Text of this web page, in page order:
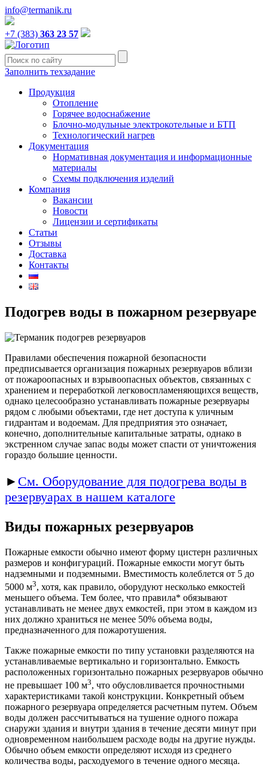
info@termanik.ru
+7 (383) 363 23 57
Заполнить техзадание
Продукция
Отопление
Горячее водоснабжение
Блочно-модульные электрокотельные и БТП
Технологический нагрев
Документация
Нормативная документация и информационные
материалы
Схемы подключения изделий
Компания
Вакансии
Новости
Лицензии и сертификаты
Статьи
Отзывы
Доставка
Контакты
Подогрев воды в пожарном резервуаре
Правилами обеспечения пожарной безопасности
предписывается организация пожарных резервуаров вблизи
от пожароопасных и взрывоопасных объектов, связанных с
хранением и переработкой легковоспламеняющихся веществ,
однако целесообразно устанавливать пожарные резервуары
рядом с любыми объектами, где нет доступа к уличным
гидрантам и водоемам. Для предприятия это означает,
конечно, дополнительные капитальные затраты, однако в
экстренном случае запас воды может спасти от уничтожения
гораздо большие ценности.
► См. Оборудование для подогрева воды в
резервуарах в нашем каталоге
Виды пожарных резервуаров
Пожарные емкости обычно имеют форму цистерн различных
размеров и конфигураций. Пожарные емкости могут быть
надземными и подземными. Вместимость колеблется от 5 до
5000 м3, хотя, как правило, оборудуют несколько емкостей
меньшего объема. Тем более, что правила* обязывают
устанавливать не менее двух емкостей, при этом в каждом из
них должно храниться не менее 50% объема воды,
предназначенного для пожаротушения.
Также пожарные емкости по типу установки разделяются на
устанавливаемые вертикально и горизонтально. Емкость
расположенных горизонтально пожарных резервуаров обычно
не превышает 100 м3, что обусловливается прочностными
характеристиками такой конструкции. Конкретный объем
пожарного резервуара определяется расчетным путем. Объем
воды должен рассчитываться на тушение одного пожара
снаружи здания и внутри здания в течение десяти минут при
одновременном наибольшем расходе воды на другие нужды.
Обычно объем емкости определяют исходя из среднего
количества воды, расходуемого в течение одного месяца.